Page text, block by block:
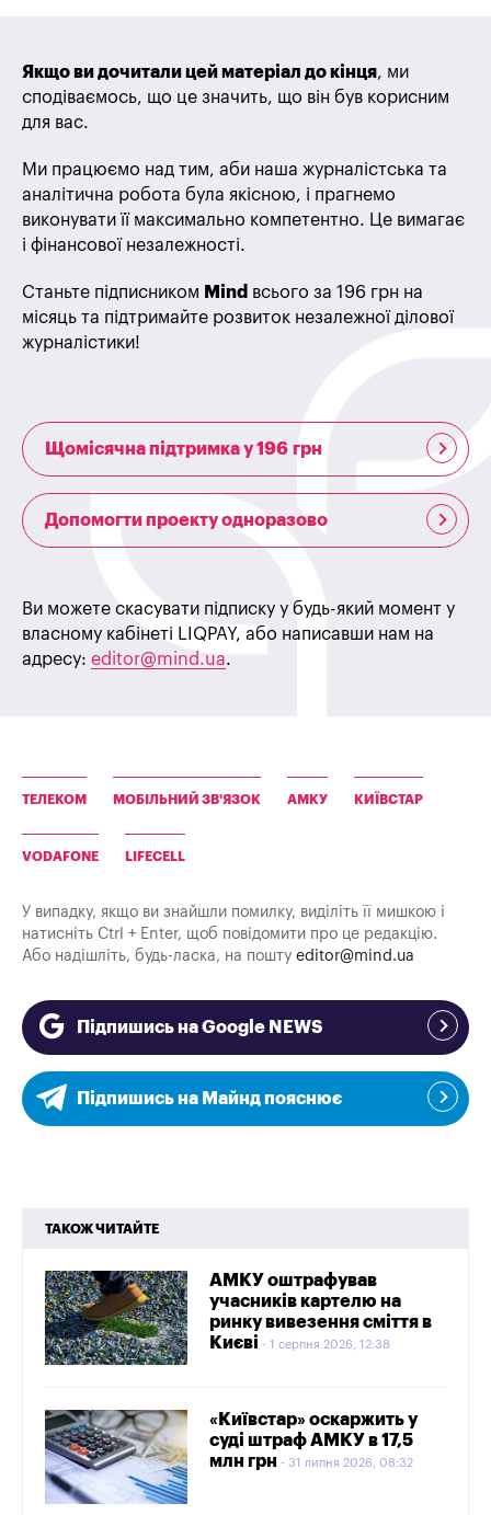
Якщо ви дочитали цей матеріал до кінця, ми
сподіваємось, що це значить, що він був корисним
для вас.
Ми працюємо над тим, аби наша журналістська та
аналітична робота була якісною, і прагнемо
виконувати її максимально компетентно. Це вимагає
і фінансової незалежності.
Станьте підписником Mind всього за 196 грн на
місяць та підтримайте розвиток незалежної ділової
журналістики!
Щомісячна підтримка у 196 грн
Допомогти проекту одноразово
Ви можете скасувати підписку у будь-який момент у
власному кабінеті LIQPAY, або написавши нам на
адресу: editor@mind.ua.
ТЕЛЕКОМ МОБІЛЬНИЙ ЗВ'ЯЗОК АМКУ КИЇВСТАР
VODAFONE LIFECELL
У випадку, якщо ви знайшли помилку, виділіть її мишкою і
натисніть Ctrl + Enter, щоб повідомити про це редакцію.
Або надішліть, будь-ласка, на пошту editor@mind.ua
Підпишись на Google NEWS
Підпишись на Майнд пояснює
ТАКОЖ ЧИТАЙТЕ
АМКУ оштрафував
учасників картелю на
ринку вивезення сміття в
Києві
1 серпня 2026, 12:38
«Київстар» оскаржить у
суді штраф АМКУ в 17,5
млн грн
31 липня 2026, 08:32